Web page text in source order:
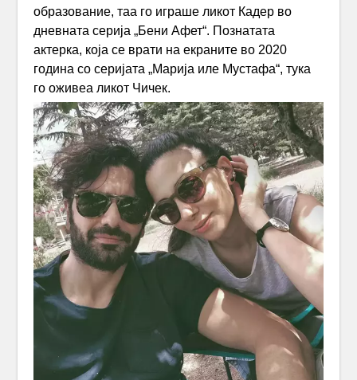
образование, таа го играше ликот Кадер во
дневната серија „Бени Афет“. Познатата
актерка, која се врати на екраните во 2020
година со серијата „Марија иле Мустафа“, тука
го оживеа ликот Чичек.